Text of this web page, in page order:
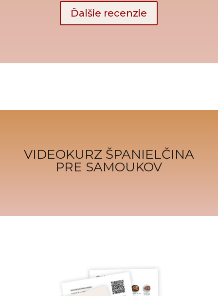
Ďalšie recenzie
VIDEOKURZ ŠPANIELČINA
PRE SAMOUKOV